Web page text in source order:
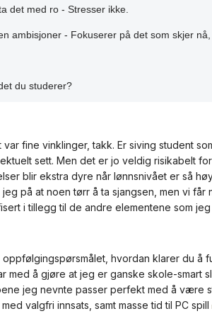
det med ro - Stresser ikke.
ambisjoner - Fokuserer på det som skjer
du studerer?
var fine vinklinger, takk. Er siving student
sett. Men det er jo veldig risikabelt
blir ekstra dyre når lønnsnivået er så
på at noen tørr å ta sjangsen, men vi
i tillegg til de andre elementene som
oppfølgingspørsmålet, hvordan klarer du å
med å gjøre at jeg er ganske skole-smart
jeg nevnte passer perfekt med å være
valgfri innsats, samt masse tid til PC spill